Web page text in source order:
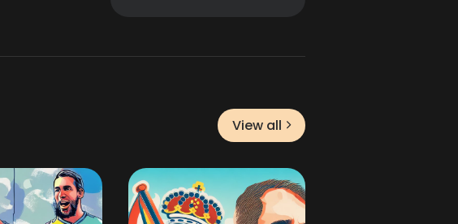
View all